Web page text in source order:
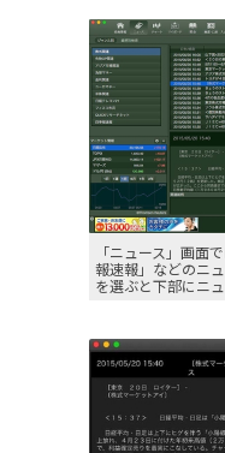
「ニュース」画面
報速報」などのニ
を選ぶと下部にニ